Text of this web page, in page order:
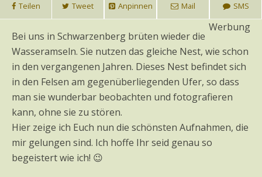
Teilen Tweet Anpinnen Mail SMS
Werbung
Bei uns in Schwarzenberg brüten wieder die
Wasseramseln. Sie nutzen das gleiche Nest, wie schon
in den vergangenen Jahren. Dieses Nest befindet sich
in den Felsen am gegenüberliegenden Ufer, so dass
man sie wunderbar beobachten und fotografieren
kann, ohne sie zu stören.
Hier zeige ich Euch nun die schönsten Aufnahmen, die
mir gelungen sind. Ich hoffe Ihr seid genau so
begeistert wie ich! 😉